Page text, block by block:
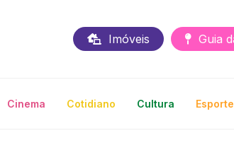
Imóveis Guia
Cinema Cotidiano Cultura